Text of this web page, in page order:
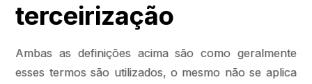
terceirização
Ambas as definições acima são como geralmente
esses termos são utilizados, o mesmo não se aplica